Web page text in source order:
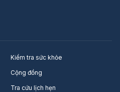
Kiểm tra sức khỏe
Cộng đồng
Tra cứu lịch hẹn